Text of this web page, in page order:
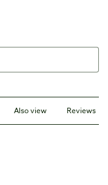
Also view Reviews